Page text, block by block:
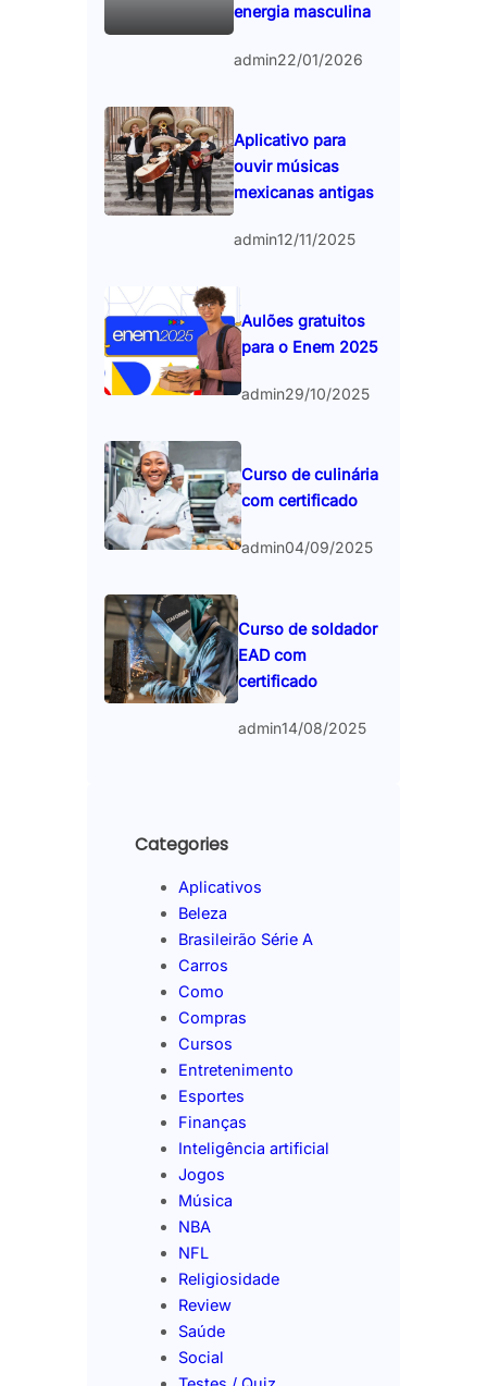
energia masculina
admin22/01/2026
Aplicativo para
ouvir músicas
mexicanas antigas
admin12/11/2025
Aulões gratuitos
para o Enem 2025
admin29/10/2025
Curso de culinária
com certificado
admin04/09/2025
Curso de soldador
EAD com
certificado
admin14/08/2025
Categories
Aplicativos
Beleza
Brasileirão Série A
Carros
Como
Compras
Cursos
Entretenimento
Esportes
Finanças
Inteligência artificial
Jogos
Música
NBA
NFL
Religiosidade
Review
Saúde
Social